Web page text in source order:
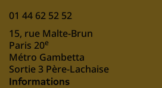
01 44 62 52 52
15, rue Malte-Brun
Paris 20e
Métro Gambetta
Sortie 3 Père-Lachaise
Informations